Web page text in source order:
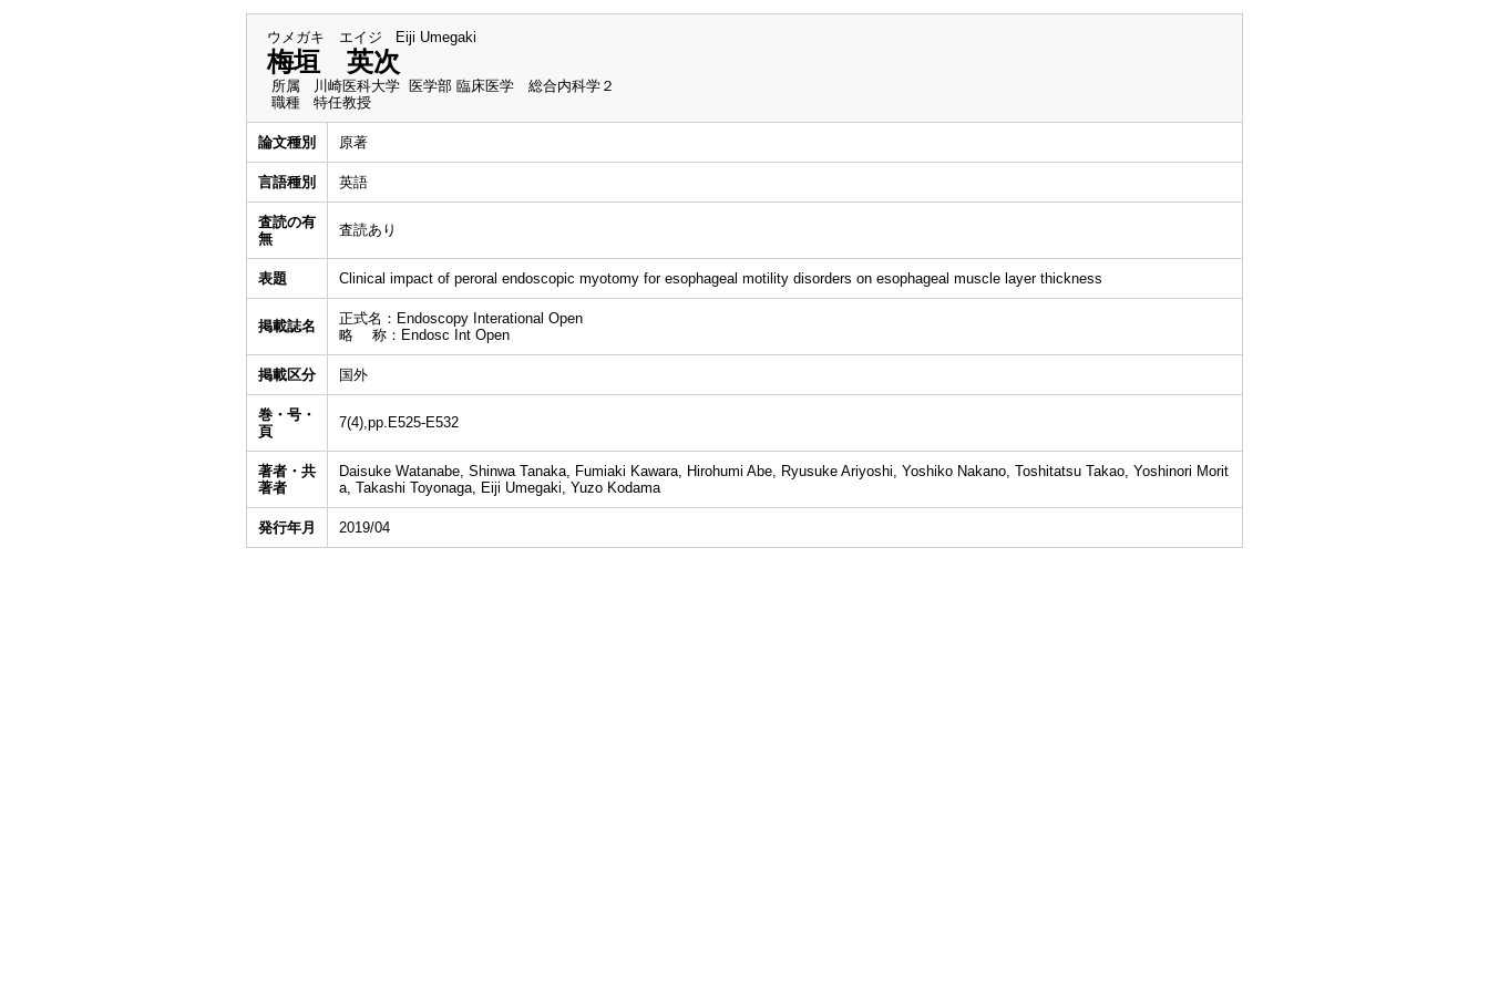
ウメガキ エイジ Eiji Umegaki
梅垣 英次
所属
川崎医科大学 医学部 臨床医学 総合内科学２
職種
特任教授
論文種別 原著
言語種別 英語
査読の有
無
査読あり
表題 Clinical impact of peroral endoscopic myotomy for esophageal motility disorders on esophageal muscle layer thickness
掲載誌名
正式名：Endoscopy Interational Open
略 称：Endosc Int Open
掲載区分 国外
巻・号・
頁
7(4),pp.E525-E532
著者・共
著者
Daisuke Watanabe, Shinwa Tanaka, Fumiaki Kawara, Hirohumi Abe, Ryusuke Ariyoshi, Yoshiko Nakano, Toshitatsu Takao, Yoshinori Morit
a, Takashi Toyonaga, Eiji Umegaki, Yuzo Kodama
発行年月 2019/04